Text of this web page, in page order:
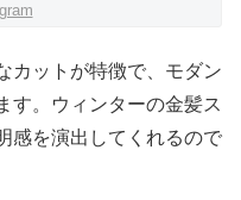
カットが特徴で、モダン
す。ウィンターの金髪ス
感を演出してくれるので